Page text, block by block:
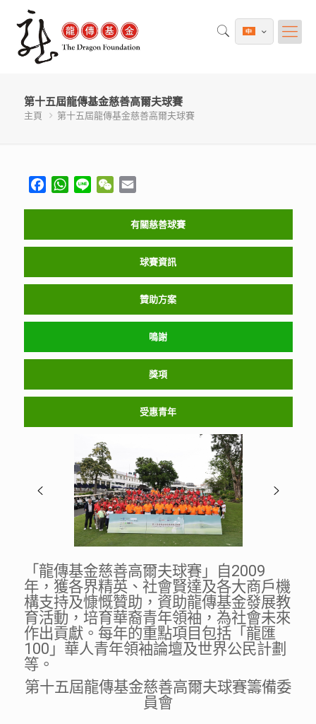
第十五屆龍傳基金慈善高爾夫球賽
主頁 第十五屆龍傳基金慈善高爾夫球賽
FacebookWhatsApp
Line WeChat
有關慈善球賽
球賽資訊
贊助方案
鳴謝
獎項
受惠青年
「龍傳基金慈善高爾夫球賽」自2009
年，獲各界精英、社會賢達及各大商戶機
構支持及慷慨贊助，資助龍傳基金發展教
育活動，培育華裔青年領袖，為社會未來
作出貢獻。每年的重點項目包括「龍匯
100」華人青年領袖論壇及世界公民計劃
等。
第十五屆龍傳基金慈善高爾夫球賽籌備委
員會